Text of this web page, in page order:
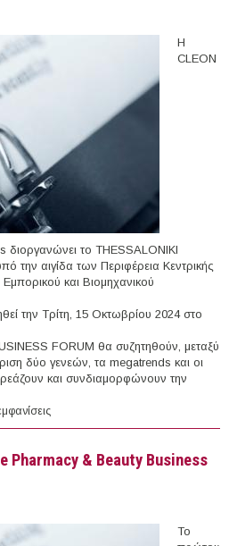
Η
CLEON
το THESSALONIKI
την αιγίδα των Περιφέρεια Κεντρικής
και Βιομηχανικού
την Τρίτη, 15 Οκτωβρίου 2024 στο
FORUM θα συζητηθούν, μεταξύ
δύο γενεών, τα megatrends και οι
και συνδιαμορφώνουν την
2024 - Thessaloniki Family Business Forum
Pharmacy & Beauty Business
Το